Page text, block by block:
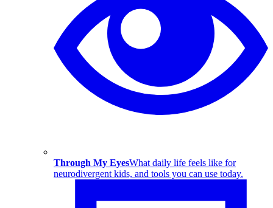
Through My EyesWhat daily life feels like for
neurodivergent kids, and tools you can use today.